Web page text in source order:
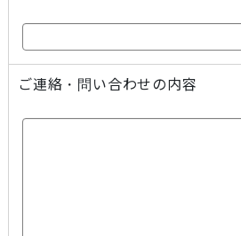
ご連絡・問い合わせの内容